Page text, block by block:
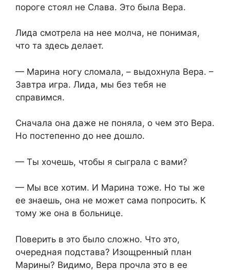
пороге стоял не Слава. Это была Вера.
Лида смотрела на нее молча, не понимая,
что та здесь делает.
— Марина ногу сломала, – выдохнула Вера. –
Завтра игра. Лида, мы без тебя не
справимся.
Сначала она даже не поняла, о чем это Вера.
Но постепенно до нее дошло.
— Ты хочешь, чтобы я сыграла с вами?
— Мы все хотим. И Марина тоже. Но ты же
ее знаешь, она не может сама попросить. К
тому же она в больнице.
Поверить в это было сложно. Что это,
очередная подстава? Изощренный план
Марины? Видимо, Вера прочла это в ее